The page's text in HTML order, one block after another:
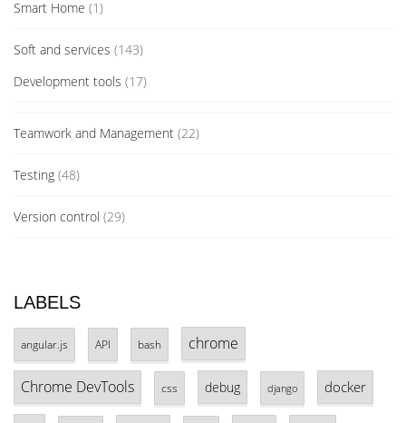
Smart Home (1)
Soft and services (143)
Development tools (17)
Teamwork and Management (22)
Testing (48)
Version control (29)
LABELS
angular.js API bash chrome
Chrome DevTools css debug django docker